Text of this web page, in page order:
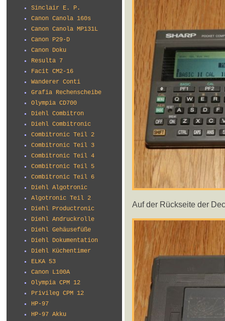
Sinclair E. P.
Canon Canola 160s
Canon Canola MP131L
Canon P29-D
Canon Doku
Resulta 7
Facit CM2-16
Wanderer Conti
Grafia Rechenscheibe
Olympia CD700
Diehl Combitron
Diehl Combitronic
Combitronic Teil 2
Combitronic Teil 3
Combitronic Teil 4
Combitronic Teil 5
Combitronic Teil 6
Diehl Algotronic
Algotronic Teil 2
Diehl Productronic
Diehl Andruckrolle
Diehl Gehäusefüße
Diehl Dokumentation
Diehl Küchentimer
ELKA 53
Canon L100A
Olympia CPM 12
Privileg CPM 12
HP-97
HP-97 Akku
Auf der Rückseite der